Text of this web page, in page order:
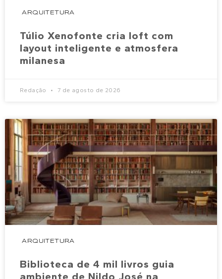
ARQUITETURA
Túlio Xenofonte cria loft com
layout inteligente e atmosfera
milanesa
Redação 7 de agosto de 2026
ARQUITETURA
Biblioteca de 4 mil livros guia
ambiente de Nildo José na